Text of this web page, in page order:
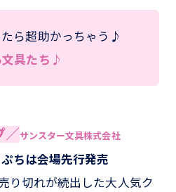
ら超助かっちゃう♪
文具たち♪
／サンスター文具株式会社
ちは会場先行発売
り切れが続出した大人気ク